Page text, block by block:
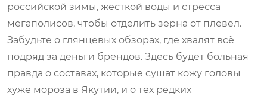
российской зимы, жесткой воды и стресса
мегаполисов, чтобы отделить зерна от плевел.
Забудьте о глянцевых обзорах, где хвалят всё
подряд за деньги брендов. Здесь будет больная
правда о составах, которые сушат кожу головы
хуже мороза в Якутии, и о тех редких